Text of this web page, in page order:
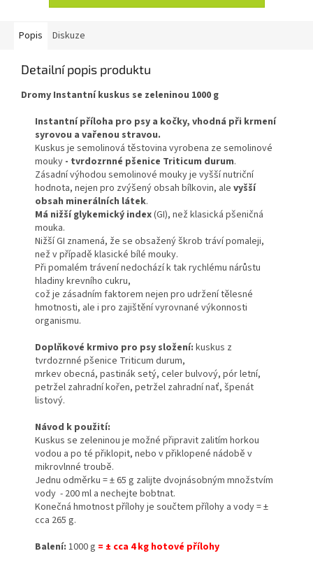
Popis Diskuze
Detailní popis produktu
Dromy Instantní kuskus se zeleninou 1000 g
Instantní příloha pro psy a kočky, vhodná při krmení
syrovou a vařenou stravou.
Kuskus je semolinová těstovina vyrobena ze semolinové
mouky - tvrdozrnné pšenice Triticum durum.
Zásadní výhodou semolinové mouky je vyšší nutriční
hodnota, nejen pro zvýšený obsah bílkovin, ale vyšší
obsah minerálních látek.
Má nižší glykemický index(GI), než klasická pšeničná
mouka.
Nižší GI znamená, že se obsažený škrob tráví pomaleji,
než v případě klasické bílé mouky.
Při pomalém trávení nedochází k tak rychlému nárůstu
hladiny krevního cukru,
což je zásadním faktorem nejen pro udržení tělesné
hmotnosti, ale i pro zajištění vyrovnané výkonnosti
organismu.
Doplňkové krmivo pro psy složení: kuskus z
tvrdozrnné pšenice Triticum durum,
mrkev obecná, pastinák setý, celer bulvový, pór letní,
petržel zahradní kořen, petržel zahradní nať, špenát
listový.
Návod k použití:
Kuskus se zeleninou je možné připravit zalitím horkou
vodou a po té přiklopit, nebo v přiklopené nádobě v
mikrovlnné troubě.
Jednu odměrku = ± 65 g zalijte dvojnásobným množstvím
vody - 200 ml a nechejte bobtnat.
Konečná hmotnost přílohy je součtem přílohy a vody = ±
cca 265 g.
Balení: 1000 g = ± cca 4 kg hotové přílohy